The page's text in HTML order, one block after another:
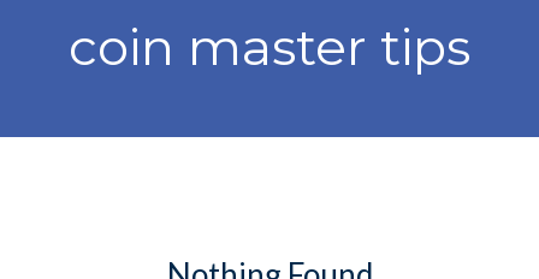
coin master tips